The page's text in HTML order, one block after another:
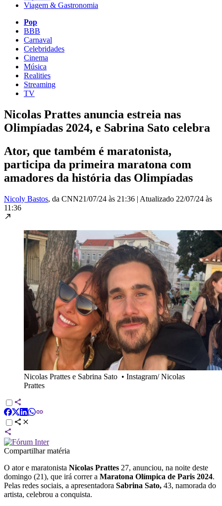
Viagem & Gastronomia
Pop
BBB
Carnaval
Celebridades
Cinema
Música
Realities
Streaming
TV
Nicolas Prattes anuncia estreia nas
Olimpíadas 2024, e Sabrina Sato celebra
Ator, que também é maratonista,
participa da primeira maratona com
amadores da história das Olimpíadas
Nicoly Bastos, da CNN21/07/24 às 21:36 | Atualizado 22/07/24 às
11:36
Nicolas Prattes e Sabrina Sato • Instagram/ Nicolas
Prattes
Compartilhar matéria
O ator e maratonista Nicolas Prattes 27, anunciou, na noite deste
domingo (21), que irá correr a Maratona Olímpica de Paris 2024.
Pelas redes sociais, a apresentadora Sabrina Sato, 43, namorada do
artista, celebrou a conquista.